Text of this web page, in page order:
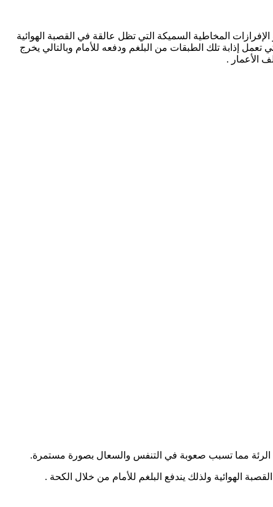
الإفرازات المخاطية السميكة التي تظل عالقة في القصبة الهوائية
تعمل إذابة تلك الطبقات من البلغم ودفعه للأمام وبالتالي يخرج
الأعمار .
الرئة مما تسبب صعوبة في التنفس والسعال بصورة مستمرة.
الهوائية ولذلك يندفع البلغم للأمام من خلال الكحة .